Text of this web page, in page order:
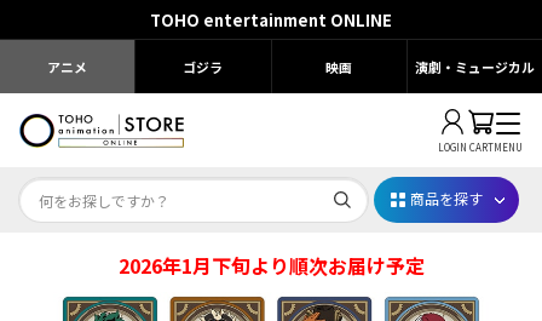
TOHO entertainment ONLINE
アニメ ゴジラ 映画 演劇・ミュージカル
LOGIN CARTMENU
Dr.STONE STONE FES.2026
商品を探す
2026年1月下旬より順次お届け予定